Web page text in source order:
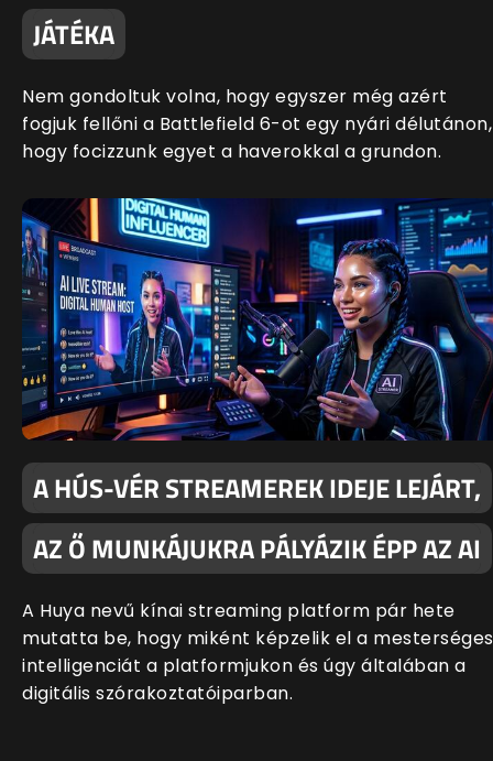
JÁTÉKA
Nem gondoltuk volna, hogy egyszer még azért
fogjuk fellőni a Battlefield 6-ot egy nyári délutánon,
hogy focizzunk egyet a haverokkal a grundon.
A HÚS-VÉR STREAMEREK IDEJE LEJÁRT,
AZ Ő MUNKÁJUKRA PÁLYÁZIK ÉPP AZ AI
A Huya nevű kínai streaming platform pár hete
mutatta be, hogy miként képzelik el a mesterséges
intelligenciát a platformjukon és úgy általában a
digitális szórakoztatóiparban.